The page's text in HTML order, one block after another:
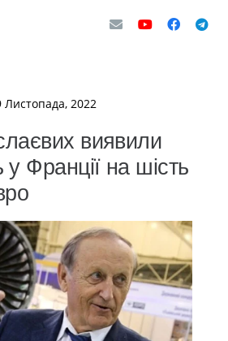
Листопада, 2022
виявили
у Франції на шість